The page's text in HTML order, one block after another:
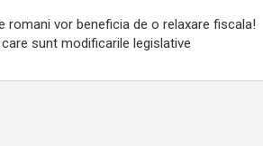
romani vor beneficia de o relaxare fiscala!
sunt modificarile legislative